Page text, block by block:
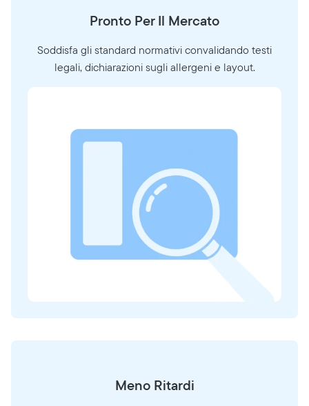
Pronto Per Il Mercato
Soddisfa gli standard normativi convalidando testi
legali, dichiarazioni sugli allergeni e layout.
Meno Ritardi